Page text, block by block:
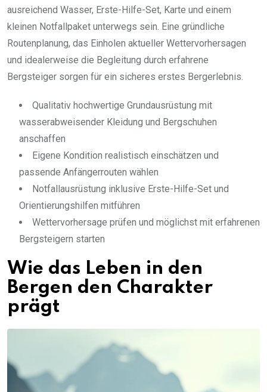
ausreichend Wasser, Erste-Hilfe-Set, Karte und einem
kleinen Notfallpaket unterwegs sein. Eine gründliche
Routenplanung, das Einholen aktueller Wettervorhersagen
und idealerweise die Begleitung durch erfahrene
Bergsteiger sorgen für ein sicheres erstes Bergerlebnis.
Qualitativ hochwertige Grundausrüstung mit
wasserabweisender Kleidung und Bergschuhen
anschaffen
Eigene Kondition realistisch einschätzen und
passende Anfängerrouten wählen
Notfallausrüstung inklusive Erste-Hilfe-Set und
Orientierungshilfen mitführen
Wettervorhersage prüfen und möglichst mit erfahrenen
Bergsteigern starten
Wie das Leben in den
Bergen den Charakter
prägt